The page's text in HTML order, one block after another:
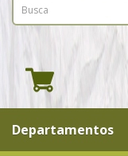
Departamentos